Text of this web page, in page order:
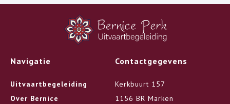
Navigatie
Uitvaartbegeleiding
Over Bernice
Contactgegevens
Kerkbuurt 157
1156 BR Marken